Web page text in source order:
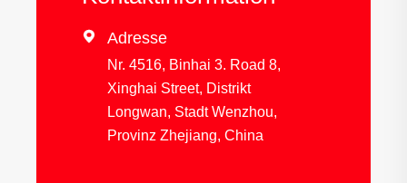
 Adresse
Nr. 4516, Binhai 3. Road 8,
Xinghai Street, Distrikt
Longwan, Stadt Wenzhou,
Provinz Zhejiang, China